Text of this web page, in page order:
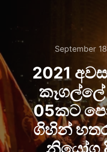
September
2021
05කට
ගිහින්